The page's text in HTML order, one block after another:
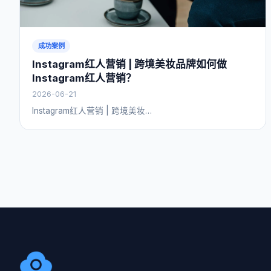
成功案例
Instagram红人营销 | 跨境美妆品牌如何做
Instagram红人营销？
2026-06-21
Instagram红人营销 | 跨境美妆…